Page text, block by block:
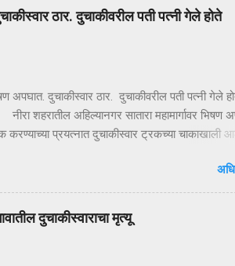
XUV थांबते… काही क्षणांची झटापट… आणि युवकाला
निघून जातं. हा प्रकार इतक्या झपाट्याने घडला की
मिळताच कुटुंबीयांनी पोलिसांशी संपर्क साधला.
सतर्कतेचे सायरन वाजू लागले. ‘ऑपरेशन
ठार. दुचाकीवरील पती पत्नी गेले होते
अपघात. दुचाकीस्वार ठार. दुचाकीवरील पती पत्नी गेले
शहरातील अहिल्यानगर सातारा महामार्गावर भिषण
प्रयत्नात दुचाकीस्वार ट्रकच्या चाकाखाली
ते मृत पावले होते. अपघातात दुचाकीस्वार
हल्ली मुक्कामी वाई एम.आय.डी.सी. असे नाव आहे. आज
सातारा महामार्गावर मोरगाव किंवा बारामती दिशेने
या ट्रकाला हॉंडा शाईन क्रमांक एम.एच. ११- सी.झेड
विजय साखरे व मागे बसलेली महिला लता साखरे
दुचाकीस्वाराचा मृत्यू